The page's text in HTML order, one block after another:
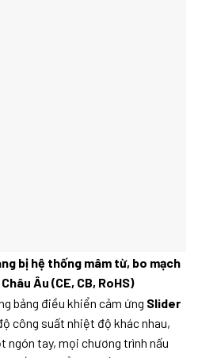
bị hệ thống mâm từ, bo mạch
Âu (CE, CB, RoHS)
bảng điều khiển cảm ứng Slider
công suất nhiệt độ khác nhau,
ngón tay, mọi chương trình nấu